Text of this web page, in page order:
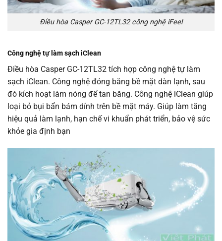
Điều hòa Casper GC-12TL32 công nghệ iFeel
Công nghệ tự làm sạch iClean
Điều hòa Casper GC-12TL32 tích hợp công nghệ tự làm
sạch iClean. Công nghệ đóng băng bề mặt dàn lạnh, sau
đó kích hoạt làm nóng để tan băng. Công nghệ iClean giúp
loại bỏ bụi bẩn bám dính trên bề mặt máy. Giúp làm tăng
hiệu quả làm lạnh, hạn chế vi khuẩn phát triển, bảo vệ sức
khỏe gia định bạn